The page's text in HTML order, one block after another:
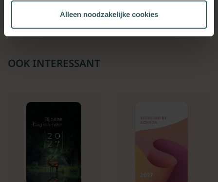
Alleen noodzakelijke cookies
OOK INTERESSANT